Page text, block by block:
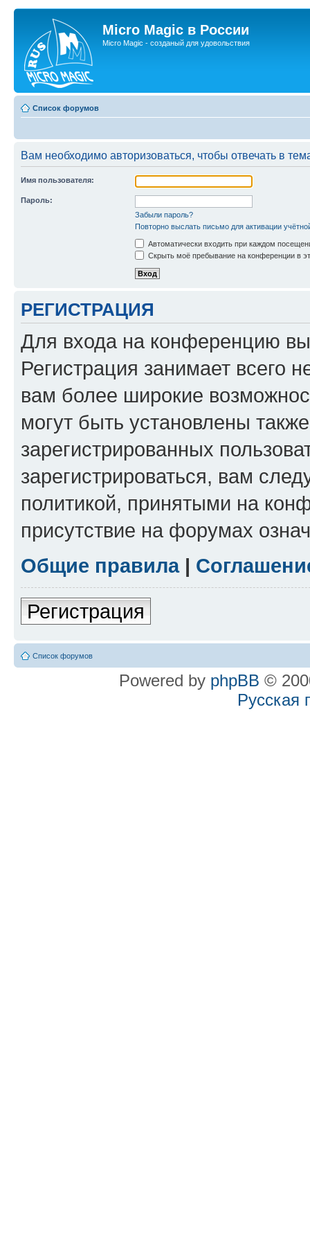
Micro Magic в России
Micro Magic - созданый для удовольствия
Список форумов
Вам необходимо авторизоваться, чтобы отвечать в
Имя пользователя:
Пароль:
Забыли пароль?
Повторно выслать письмо для активации
Автоматически входить при каждом
Скрыть моё пребывание на конференции в
РЕГИСТРАЦИЯ
Для входа на конференцию
Регистрация занимает всего
вам более широкие
могут быть установлены
зарегистрированных
зарегистрироваться, вам
политикой, принятыми на
присутствие на форумах
Общие правила|
Регистрация
Список форумов
Powered by phpBB ©
Русская